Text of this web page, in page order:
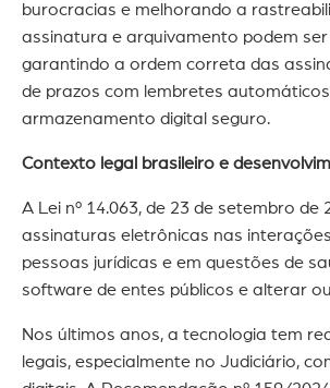
burocracias e melhorando a
assinatura e arquivamento podem
garantindo a ordem correta das
de prazos com lembretes
armazenamento digital seguro.
Contexto legal brasileiro e
A Lei nº 14.063, de 23 de setembro
assinaturas eletrônicas nas
pessoas jurídicas e em questões de
software de entes públicos e alterar
Nos últimos anos, a tecnologia tem
legais, especialmente no Judiciário,